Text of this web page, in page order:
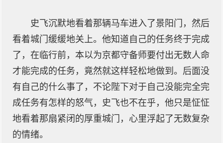
史飞沉默地看着那辆马车进入了景阳门，然后
看着城门缓缓地关上。他知道自己的任务终于完成
了，在临行前，本以为京都守备师要付出无数人命
才能完成的任务，竟然就这样轻松地做到。后面没
有自己的什么事了，不论陛下对于自己没能完全完
成任务有怎样的怒气，史飞也不在乎，他只是怔怔
地看着那扇紧闭的厚重城门，心里浮起了无数复杂
的情绪。